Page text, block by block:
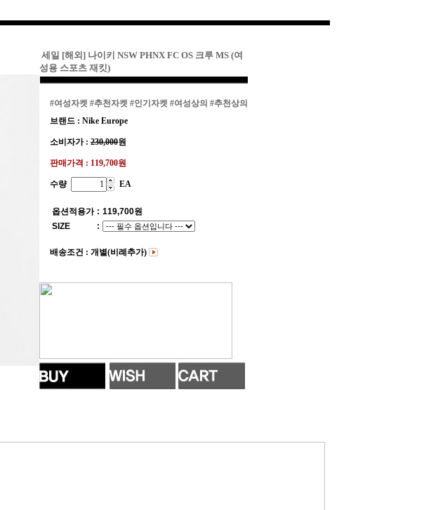
세일 [해외] 나이키 NSW PHNX FC OS 크루 MS (여
성용 스포츠 재킷)
#여성자켓 #추천자켓 #인기자켓 #여성상의 #추천상의
브랜드 : Nike Europe
소비자가 : 230,000원
판매가격 : 119,700원
수량 EA
옵션적용가 : 119,700원
SIZE
:
배송조건 : 개별(비례추가)